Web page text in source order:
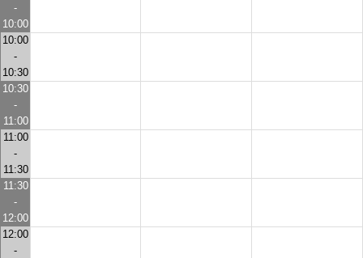
-
10:00
10:00
-
10:30
10:30
-
11:00
11:00
-
11:30
11:30
-
12:00
12:00
-